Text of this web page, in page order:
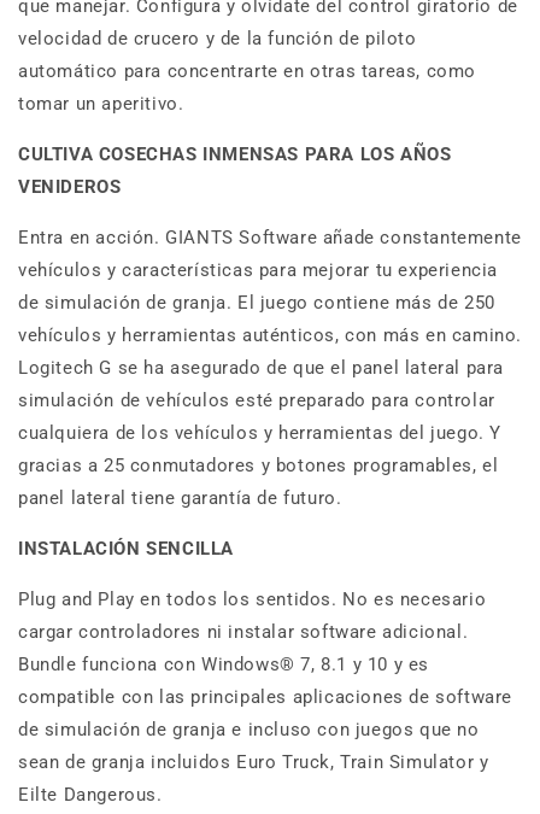
que manejar. Configura y olvídate del control giratorio de
velocidad de crucero y de la función de piloto
automático para concentrarte en otras tareas, como
tomar un aperitivo.
CULTIVA COSECHAS INMENSAS PARA LOS AÑOS
VENIDEROS
Entra en acción. GIANTS Software añade constantemente
vehículos y características para mejorar tu experiencia
de simulación de granja. El juego contiene más de 250
vehículos y herramientas auténticos, con más en camino.
Logitech G se ha asegurado de que el panel lateral para
simulación de vehículos esté preparado para controlar
cualquiera de los vehículos y herramientas del juego. Y
gracias a 25 conmutadores y botones programables, el
panel lateral tiene garantía de futuro.
INSTALACIÓN SENCILLA
Plug and Play en todos los sentidos. No es necesario
cargar controladores ni instalar software adicional.
Bundle funciona con Windows® 7, 8.1 y 10 y es
compatible con las principales aplicaciones de software
de simulación de granja e incluso con juegos que no
sean de granja incluidos Euro Truck, Train Simulator y
Eilte Dangerous.